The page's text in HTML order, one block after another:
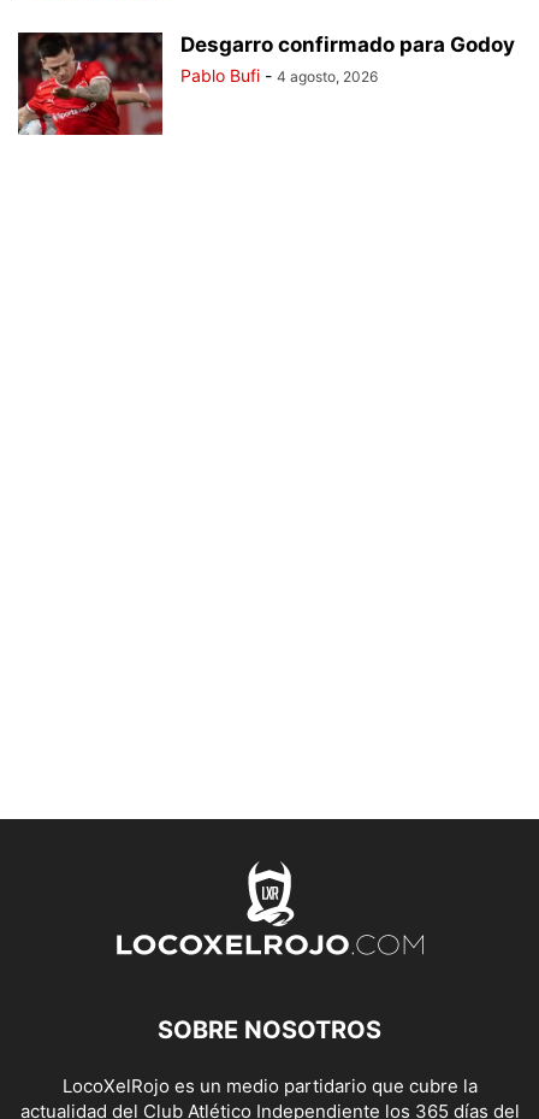
Desgarro confirmado para Godoy
Pablo Bufi - 4 agosto, 2026
SOBRE NOSOTROS
LocoXelRojo es un medio partidario que cubre la
actualidad del Club Atlético Independiente los 365 días del